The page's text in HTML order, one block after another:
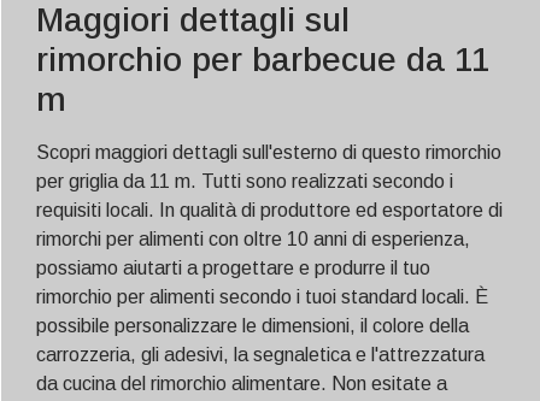
Maggiori dettagli sul
rimorchio per barbecue da 11
m
Scopri maggiori dettagli sull'esterno di questo rimorchio
per griglia da 11 m. Tutti sono realizzati secondo i
requisiti locali. In qualità di produttore ed esportatore di
rimorchi per alimenti con oltre 10 anni di esperienza,
possiamo aiutarti a progettare e produrre il tuo
rimorchio per alimenti secondo i tuoi standard locali. È
possibile personalizzare le dimensioni, il colore della
carrozzeria, gli adesivi, la segnaletica e l'attrezzatura
da cucina del rimorchio alimentare. Non esitate a